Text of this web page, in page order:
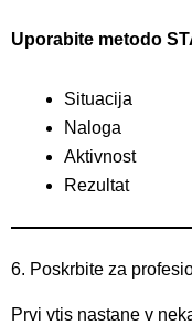
Uporabite metodo
Situacija
Naloga
Aktivnost
Rezultat
6. Poskrbite za
Prvi vtis nastane v